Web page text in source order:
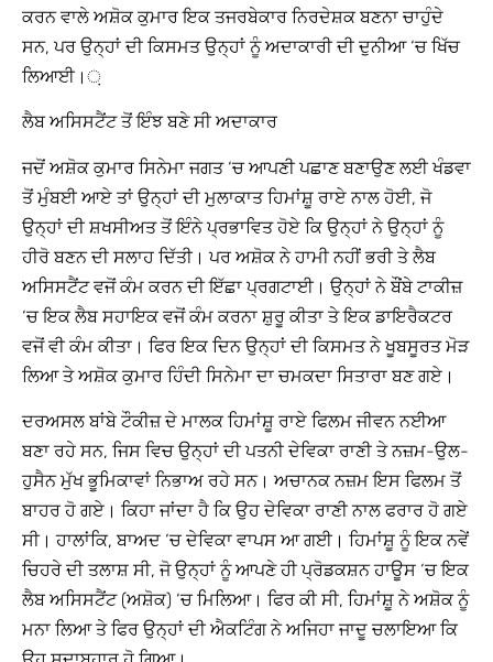
ਕਰਨ ਵਾਲੇ ਅਸ਼ੋਕ ਕੁਮਾਰ ਇਕ ਤਜਰਬੇਕਾਰ ਨਿਰਦੇਸ਼ਕ ਬਣਨਾ ਚਾਹੁੰਦੇ
ਸਨ, ਪਰ ਉਨ੍ਹਾਂ ਦੀ ਕਿਸਮਤ ਉਨ੍ਹਾਂ ਨੂੰ ਅਦਾਕਾਰੀ ਦੀ ਦੁਨੀਆ ‘ਚ ਖਿੱਚ
ਲਿਆਈ।਼
ਲੈਬ ਅਸਿਸਟੈਂਟ ਤੋਂ ਇੰਝ ਬਣੇ ਸੀ ਅਦਾਕਾਰ
ਜਦੋਂ ਅਸ਼ੋਕ ਕੁਮਾਰ ਸਿਨੇਮਾ ਜਗਤ ‘ਚ ਆਪਣੀ ਪਛਾਣ ਬਣਾਉਣ ਲਈ ਖੰਡਵਾ
ਤੋਂ ਮੁੰਬਈ ਆਏ ਤਾਂ ਉਨ੍ਹਾਂ ਦੀ ਮੁਲਾਕਾਤ ਹਿਮਾਂਸ਼ੂ ਰਾਏ ਨਾਲ ਹੋਈ, ਜੋ
ਉਨ੍ਹਾਂ ਦੀ ਸ਼ਖਸੀਅਤ ਤੋਂ ਇੰਨੇ ਪ੍ਰਭਾਵਿਤ ਹੋਏ ਕਿ ਉਨ੍ਹਾਂ ਨੇ ਉਨ੍ਹਾਂ ਨੂੰ
ਹੀਰੋ ਬਣਨ ਦੀ ਸਲਾਹ ਦਿੱਤੀ। ਪਰ ਅਸ਼ੋਕ ਨੇ ਹਾਮੀ ਨਹੀਂ ਭਰੀ ਤੇ ਲੈਬ
ਅਸਿਸਟੈਂਟ ਵਜੋਂ ਕੰਮ ਕਰਨ ਦੀ ਇੱਛਾ ਪ੍ਰਗਟਾਈ। ਉਨ੍ਹਾਂ ਨੇ ਬੌਂਬੇ ਟਾਕੀਜ਼
‘ਚ ਇਕ ਲੈਬ ਸਹਾਇਕ ਵਜੋਂ ਕੰਮ ਕਰਨਾ ਸ਼ੁਰੂ ਕੀਤਾ ਤੇ ਇਕ ਡਾਇਰੈਕਟਰ
ਵਜੋਂ ਵੀ ਕੰਮ ਕੀਤਾ। ਫਿਰ ਇਕ ਦਿਨ ਉਨ੍ਹਾਂ ਦੀ ਕਿਸਮਤ ਨੇ ਖੂਬਸੂਰਤ ਮੋੜ
ਲਿਆ ਤੇ ਅਸ਼ੋਕ ਕੁਮਾਰ ਹਿੰਦੀ ਸਿਨੇਮਾ ਦਾ ਚਮਕਦਾ ਸਿਤਾਰਾ ਬਣ ਗਏ।
ਦਰਅਸਲ ਬਾਂਬੇ ਟੌਕੀਜ਼ ਦੇ ਮਾਲਕ ਹਿਮਾਂਸ਼ੂ ਰਾਏ ਫਿਲਮ ਜੀਵਨ ਨਈਆ
ਬਣਾ ਰਹੇ ਸਨ, ਜਿਸ ਵਿਚ ਉਨ੍ਹਾਂ ਦੀ ਪਤਨੀ ਦੇਵਿਕਾ ਰਾਣੀ ਤੇ ਨਜ਼ਮ-ਉਲ-
ਹੁਸੈਨ ਮੁੱਖ ਭੂਮਿਕਾਵਾਂ ਨਿਭਾਅ ਰਹੇ ਸਨ। ਅਚਾਨਕ ਨਜ਼ਮ ਇਸ ਫਿਲਮ ਤੋਂ
ਬਾਹਰ ਹੋ ਗਏ। ਕਿਹਾ ਜਾਂਦਾ ਹੈ ਕਿ ਉਹ ਦੇਵਿਕਾ ਰਾਣੀ ਨਾਲ ਫਰਾਰ ਹੋ ਗਏ
ਸੀ। ਹਾਲਾਂਕਿ, ਬਾਅਦ ‘ਚ ਦੇਵਿਕਾ ਵਾਪਸ ਆ ਗਈ। ਹਿਮਾਂਸ਼ੂ ਨੂੰ ਇਕ ਨਵੇਂ
ਚਿਹਰੇ ਦੀ ਤਲਾਸ਼ ਸੀ, ਜੋ ਉਨ੍ਹਾਂ ਨੂੰ ਆਪਣੇ ਹੀ ਪ੍ਰੋਡਕਸ਼ਨ ਹਾਊਸ ‘ਚ ਇਕ
ਲੈਬ ਅਸਿਸਟੈਂਟ (ਅਸ਼ੋਕ) ‘ਚ ਮਿਲਿਆ। ਫਿਰ ਕੀ ਸੀ, ਹਿਮਾਂਸ਼ੂ ਨੇ ਅਸ਼ੋਕ ਨੂੰ
ਮਨਾ ਲਿਆ ਤੇ ਫਿਰ ਉਨ੍ਹਾਂ ਦੀ ਐਕਟਿੰਗ ਨੇ ਅਜਿਹਾ ਜਾਦੂ ਚਲਾਇਆ ਕਿ